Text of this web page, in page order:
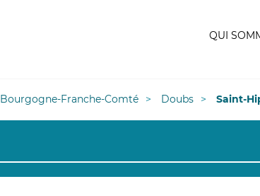
QUI
Bourgogne-Franche-Comté Doubs Saint-